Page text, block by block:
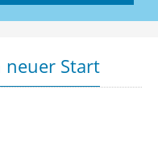
neuer Start